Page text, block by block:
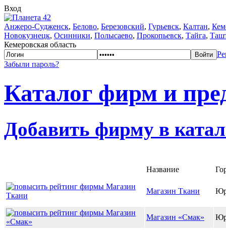
Вход
Анжеро-Судженск, Белово, Березовский, Гурьевск, Калтан,
Новокузнецк, Осинники, Полысаево, Прокопьевск, Тайга,
Кемеровская область
Забыли пароль?
Каталог фирм и
Добавить фирму в
Название
Магазин Ткани
Магазин «Смак»